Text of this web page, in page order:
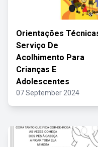
Orientações
Serviço De
Acolhimento Para
Crianças E
Adolescentes
07 September 2024